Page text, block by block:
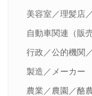
美容室／理髪店
自動車関連（販
行政／公的機関
製造／メーカー
農業／農園／酪